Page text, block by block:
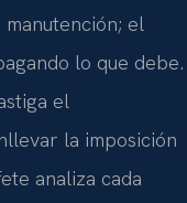
el
lo que debe.
el
la imposición
analiza cada